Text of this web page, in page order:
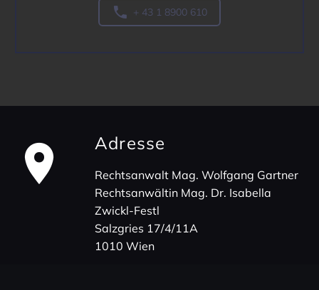
 + 43 1 8900 610
Adresse
Rechts­an­walt Mag. Wolf­gang Gartner
Rechts­an­wältin Mag. Dr. Isabella
Zwickl-Festl
Salz­gries 17/4/11A
1010 Wien